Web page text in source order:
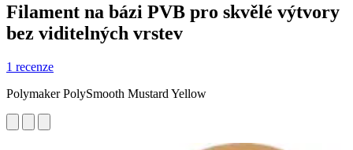
Filament na bázi PVB pro skvělé výtvory
bez viditelných vrstev
1 recenze
Polymaker PolySmooth Mustard Yellow